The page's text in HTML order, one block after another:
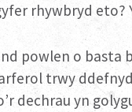
rhywbryd eto?
powlen o basta
trwy
dechrau yn